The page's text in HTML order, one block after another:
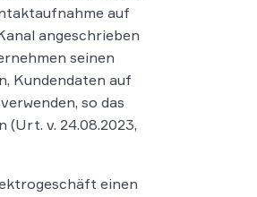
auf
angeschrieben
seinen
Kundendaten auf
so das
(Urt. v. 24.08.2023,
einen